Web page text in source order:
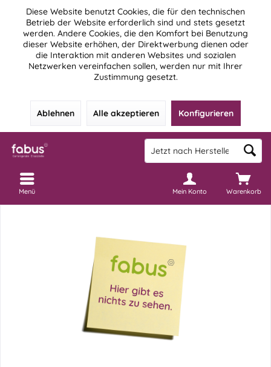
Diese Website benutzt Cookies, die für den technischen
Betrieb der Website erforderlich sind und stets gesetzt
werden. Andere Cookies, die den Komfort bei Benutzung
dieser Website erhöhen, der Direktwerbung dienen oder
die Interaktion mit anderen Websites und sozialen
Netzwerken vereinfachen sollen, werden nur mit Ihrer
Zustimmung gesetzt.
Ablehnen Alle akzeptieren Konfigurieren
Warenkorb
Mein Konto
Menü